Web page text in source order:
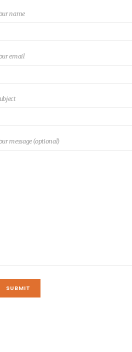
name
email
message (optional)